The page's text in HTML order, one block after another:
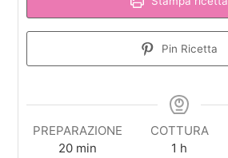
Pin Ricetta
PREPARAZIONE
20minuti
min
COTTURA
1 ora
h